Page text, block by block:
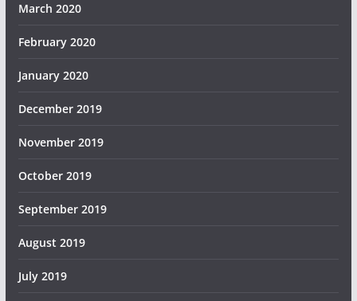
March 2020
February 2020
January 2020
December 2019
November 2019
October 2019
September 2019
August 2019
July 2019